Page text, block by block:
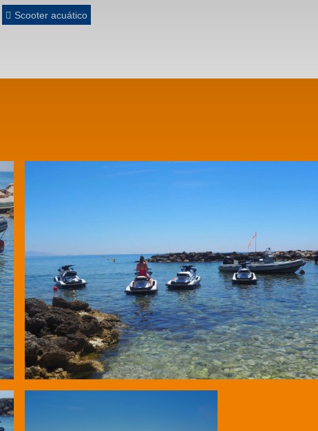
Scooter acuático